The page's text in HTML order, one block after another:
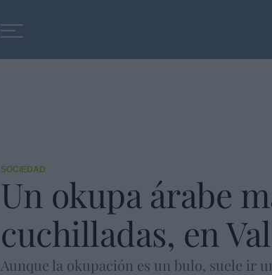
SOCIEDAD
Un okupa árabe
cuchilladas, en
Aunque la okupación es un bulo, suele ir